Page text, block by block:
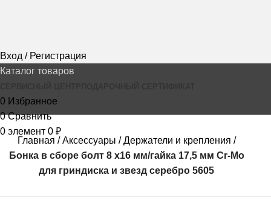
Вход / Регистрация
Каталог товаров
0 Избранное
0 Сравнить
0 элемент 0 ₽
Главная
Аксессуары
Держатели и крепления
Бонка в сборе болт 8 х16 мм/гайка 17,5 мм Cr-Mo
для гриндиска и звезд серебро 5605